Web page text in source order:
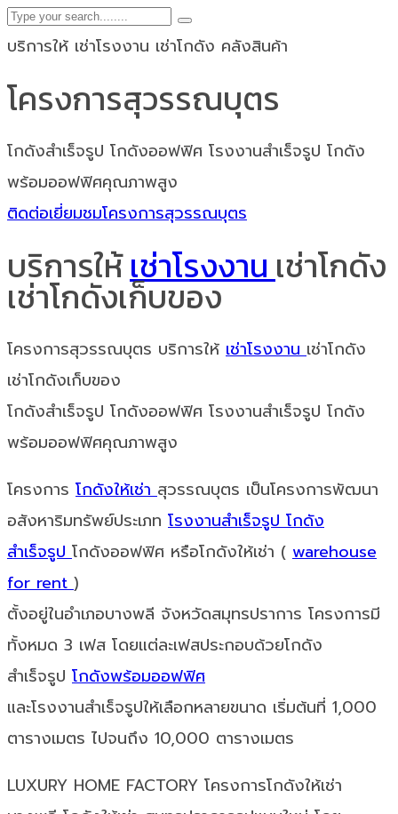
บริการให้ เช่าโรงงาน เช่าโกดัง คลังสินค้า
โครงการสุวรรณบุตร
โกดังสำเร็จรูป โกดังออฟฟิศ โรงงานสำเร็จรูป โกดัง
พร้อมออฟฟิศคุณภาพสูง
ติดต่อเยี่ยมชมโครงการสุวรรณบุตร
บริการให้เช่าโรงงานเช่าโกดัง
เช่าโกดังเก็บของ
โครงการสุวรรณบุตร บริการให้ เช่าโรงงานเช่าโกดัง
เช่าโกดังเก็บของ
โกดังสำเร็จรูป โกดังออฟฟิศ โรงงานสำเร็จรูป โกดัง
พร้อมออฟฟิศคุณภาพสูง
โครงการ โกดังให้เช่าสุวรรณบุตร เป็นโครงการพัฒนา
อสังหาริมทรัพย์ประเภท โรงงานสำเร็จรูปโกดัง
สำเร็จรูปโกดังออฟฟิศ หรือโกดังให้เช่า ( warehouse
for rent)
ตั้งอยู่ในอำเภอบางพลี จังหวัดสมุทรปราการ โครงการมี
ทั้งหมด 3 เฟส โดยแต่ละเฟสประกอบด้วยโกดัง
สำเร็จรูป โกดังพร้อมออฟฟิศ
และโรงงานสำเร็จรูปให้เลือกหลายขนาด เริ่มต้นที่ 1,000
ตารางเมตร ไปจนถึง 10,000 ตารางเมตร
LUXURY HOME FACTORY โครงการโกดังให้เช่า